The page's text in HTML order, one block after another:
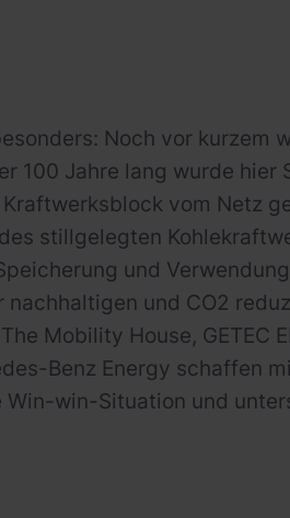
Noch vor kurzem
100 Jahre lang wurde hier
vom Netz
stillgelegten
und
und CO2
Mobility House, GETEC
Benz Energy schaffen
win-Situation und